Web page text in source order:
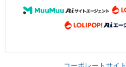
コーポレートサイト